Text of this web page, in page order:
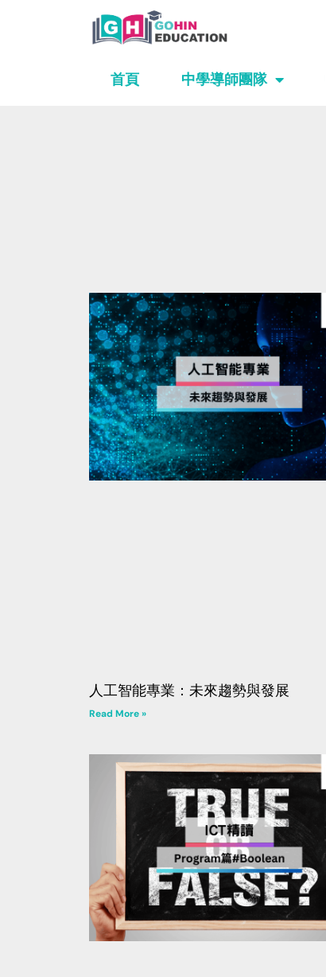
首頁 中學導師團隊
人工智能專業：未來趨勢與發展
Read More »